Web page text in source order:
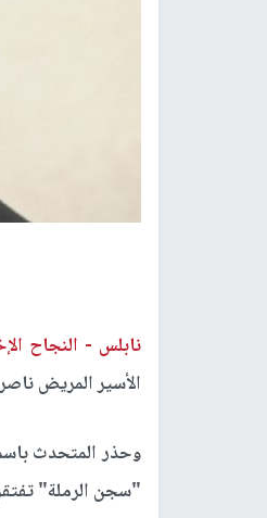
نابلس - النجاح
الأسير المريض
وحذر المتحدث
"سجن الرملة" تفتقر